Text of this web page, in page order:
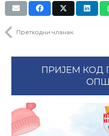
Претходни чланак
ПРИЈЕМ КОД